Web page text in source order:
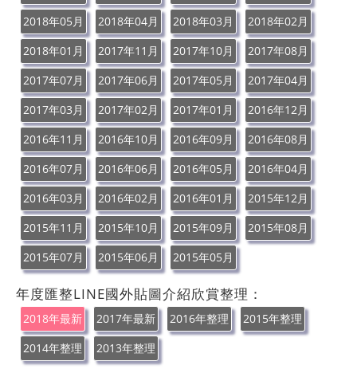
2018年05月
2018年04月 2018年03月
2018年02月
2018年01月
2017年11月 2017年10月
2017年08月
2017年07月
2017年06月 2017年05月
2017年04月
2017年03月
2017年02月 2017年01月
2016年12月
2016年11月
2016年10月 2016年09月
2016年08月
2016年07月
2016年06月 2016年05月
2016年04月
2016年03月
2016年02月 2016年01月
2015年12月
2015年11月
2015年10月 2015年09月
2015年08月
2015年07月
2015年06月 2015年05月
年度匯整LINE國外貼圖介紹欣賞整理：
2018年最新 2017年最新 2016年整理
2015年整理
2014年整理
2013年整理